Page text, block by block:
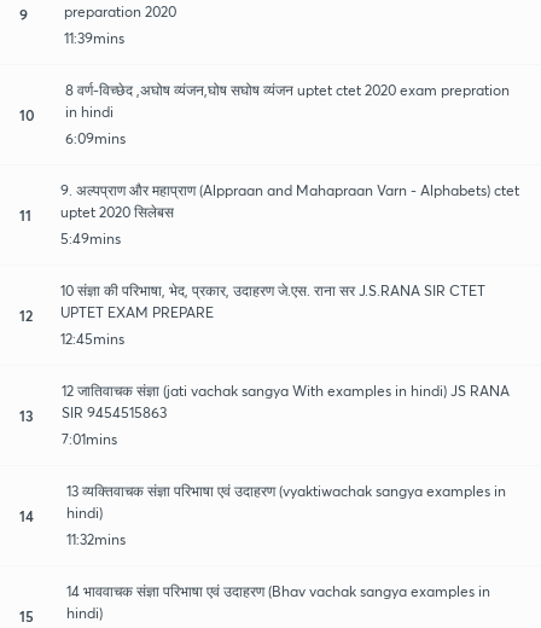
9
preparation 2020
11:39mins
10
8 वर्ण-विच्छेद ,अघोष व्यंजन,घोष सघोष व्यंजन uptet ctet 2020 exam prepration
in hindi
6:09mins
11
9. अल्पप्राण और महाप्राण (Alppraan and Mahapraan Varn - Alphabets) ctet
uptet 2020 सिलेबस
5:49mins
12
10 संज्ञा की परिभाषा, भेद, प्रकार, उदाहरण जे.एस. राना सर J.S.RANA SIR CTET
UPTET EXAM PREPARE
12:45mins
13
12 जातिवाचक संज्ञा (jati vachak sangya With examples in hindi) JS RANA
SIR 9454515863
7:01mins
14
13 व्यक्तिवाचक संज्ञा परिभाषा एवं उदाहरण (vyaktiwachak sangya examples in
hindi)
11:32mins
15
14 भाववाचक संज्ञा परिभाषा एवं उदाहरण (Bhav vachak sangya examples in
hindi)